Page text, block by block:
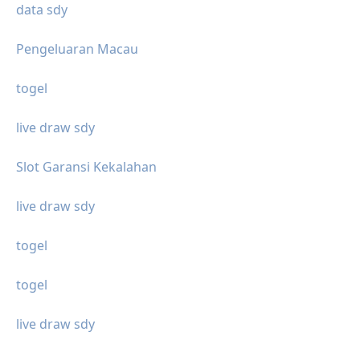
data sdy
Pengeluaran Macau
togel
live draw sdy
Slot Garansi Kekalahan
live draw sdy
togel
togel
live draw sdy